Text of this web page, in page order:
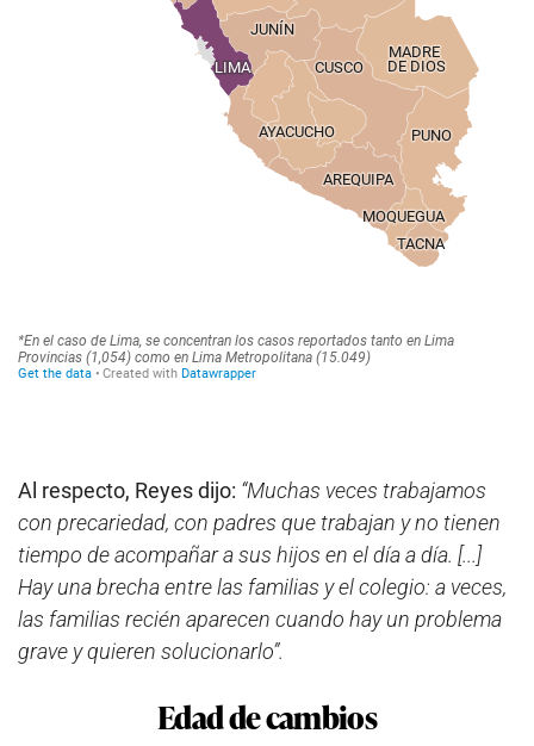
Al respecto, Reyes dijo: “Muchas veces trabajamos
con precariedad, con padres que trabajan y no tienen
tiempo de acompañar a sus hijos en el día a día. [...]
Hay una brecha entre las familias y el colegio: a veces,
las familias recién aparecen cuando hay un problema
grave y quieren solucionarlo”.
Edad de cambios